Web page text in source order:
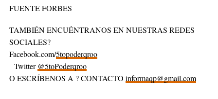
FUENTE FORBES
TAMBIÉN ENCUÉNTRANOS EN NUESTRAS REDES
SOCIALES?
Facebook.com/5topoderqroo
Twitter @5toPoderqroo
O ESCRÍBENOS A ? CONTACTO informaqp@gmail.com